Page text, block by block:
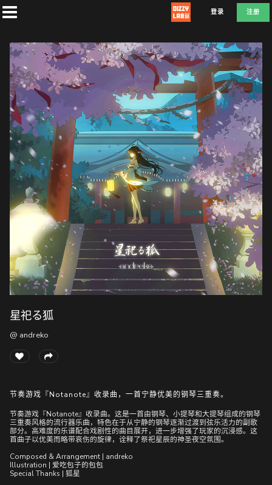
登录 注册
首
页
社
团
兑
换
D F ATE
随
听
听
星祀る狐
@ andreko
节奏游戏『Notanote』收录曲，一首宁静优美的钢琴三重奏。
节奏游戏『Notanote』收录曲。这是一首由钢琴、小提琴和大提琴组成的钢琴
三重奏风格的流行器乐曲，特色在于从宁静的钢琴逐渐过渡到弦乐活力的副歌
部分。高难度的乐谱配合戏剧性的曲目展开，进一步增强了玩家的沉浸感。这
首曲子以优美而略带哀伤的旋律，诠释了祭祀星辰的神圣夜空氛围。
Composed & Arrangement | andreko
Illustration | 爱吃包子的包包
Special Thanks | 狐星